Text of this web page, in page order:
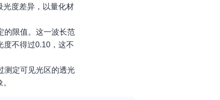
光度差异，以量化材
的限值。这一波长范
度不得过0.10，这不
测定可见光区的透光